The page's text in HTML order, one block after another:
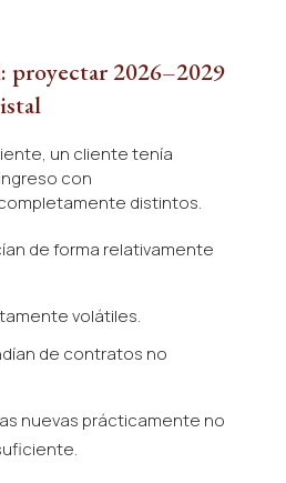
proyectar 2026–2029
un cliente tenía
con
distintos.
de forma relativamente
volátiles.
de contratos no
nuevas prácticamente no